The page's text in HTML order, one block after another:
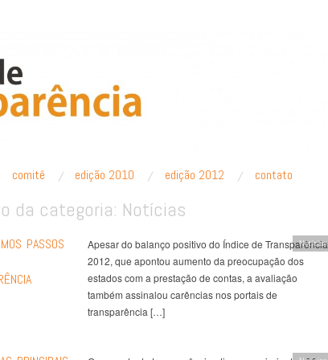
comitê edição 2010 edição 2012 contato
da categoria: Notícias
PASSOS
Apesar do balanço positivo do Índice de Transparência
2012, que apontou aumento da preocupação dos
estados com a prestação de contas, a avaliação
também assinalou carências nos portais de
transparência […]
Notícias